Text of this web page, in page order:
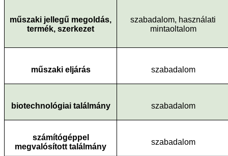
műszaki jellegű megoldás,
termék, szerkezet
szabadalom, használati
mintaoltalom
műszaki eljárás szabadalom
biotechnológiai találmány szabadalom
számítógéppel
megvalósított találmány
szabadalom